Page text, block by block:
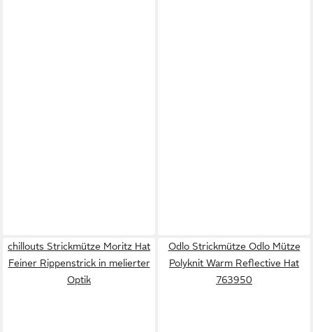
chillouts Strickmütze Moritz Hat
Feiner Rippenstrick in melierter
Optik
Odlo Strickmütze Odlo Mütze
Polyknit Warm Reflective Hat
763950